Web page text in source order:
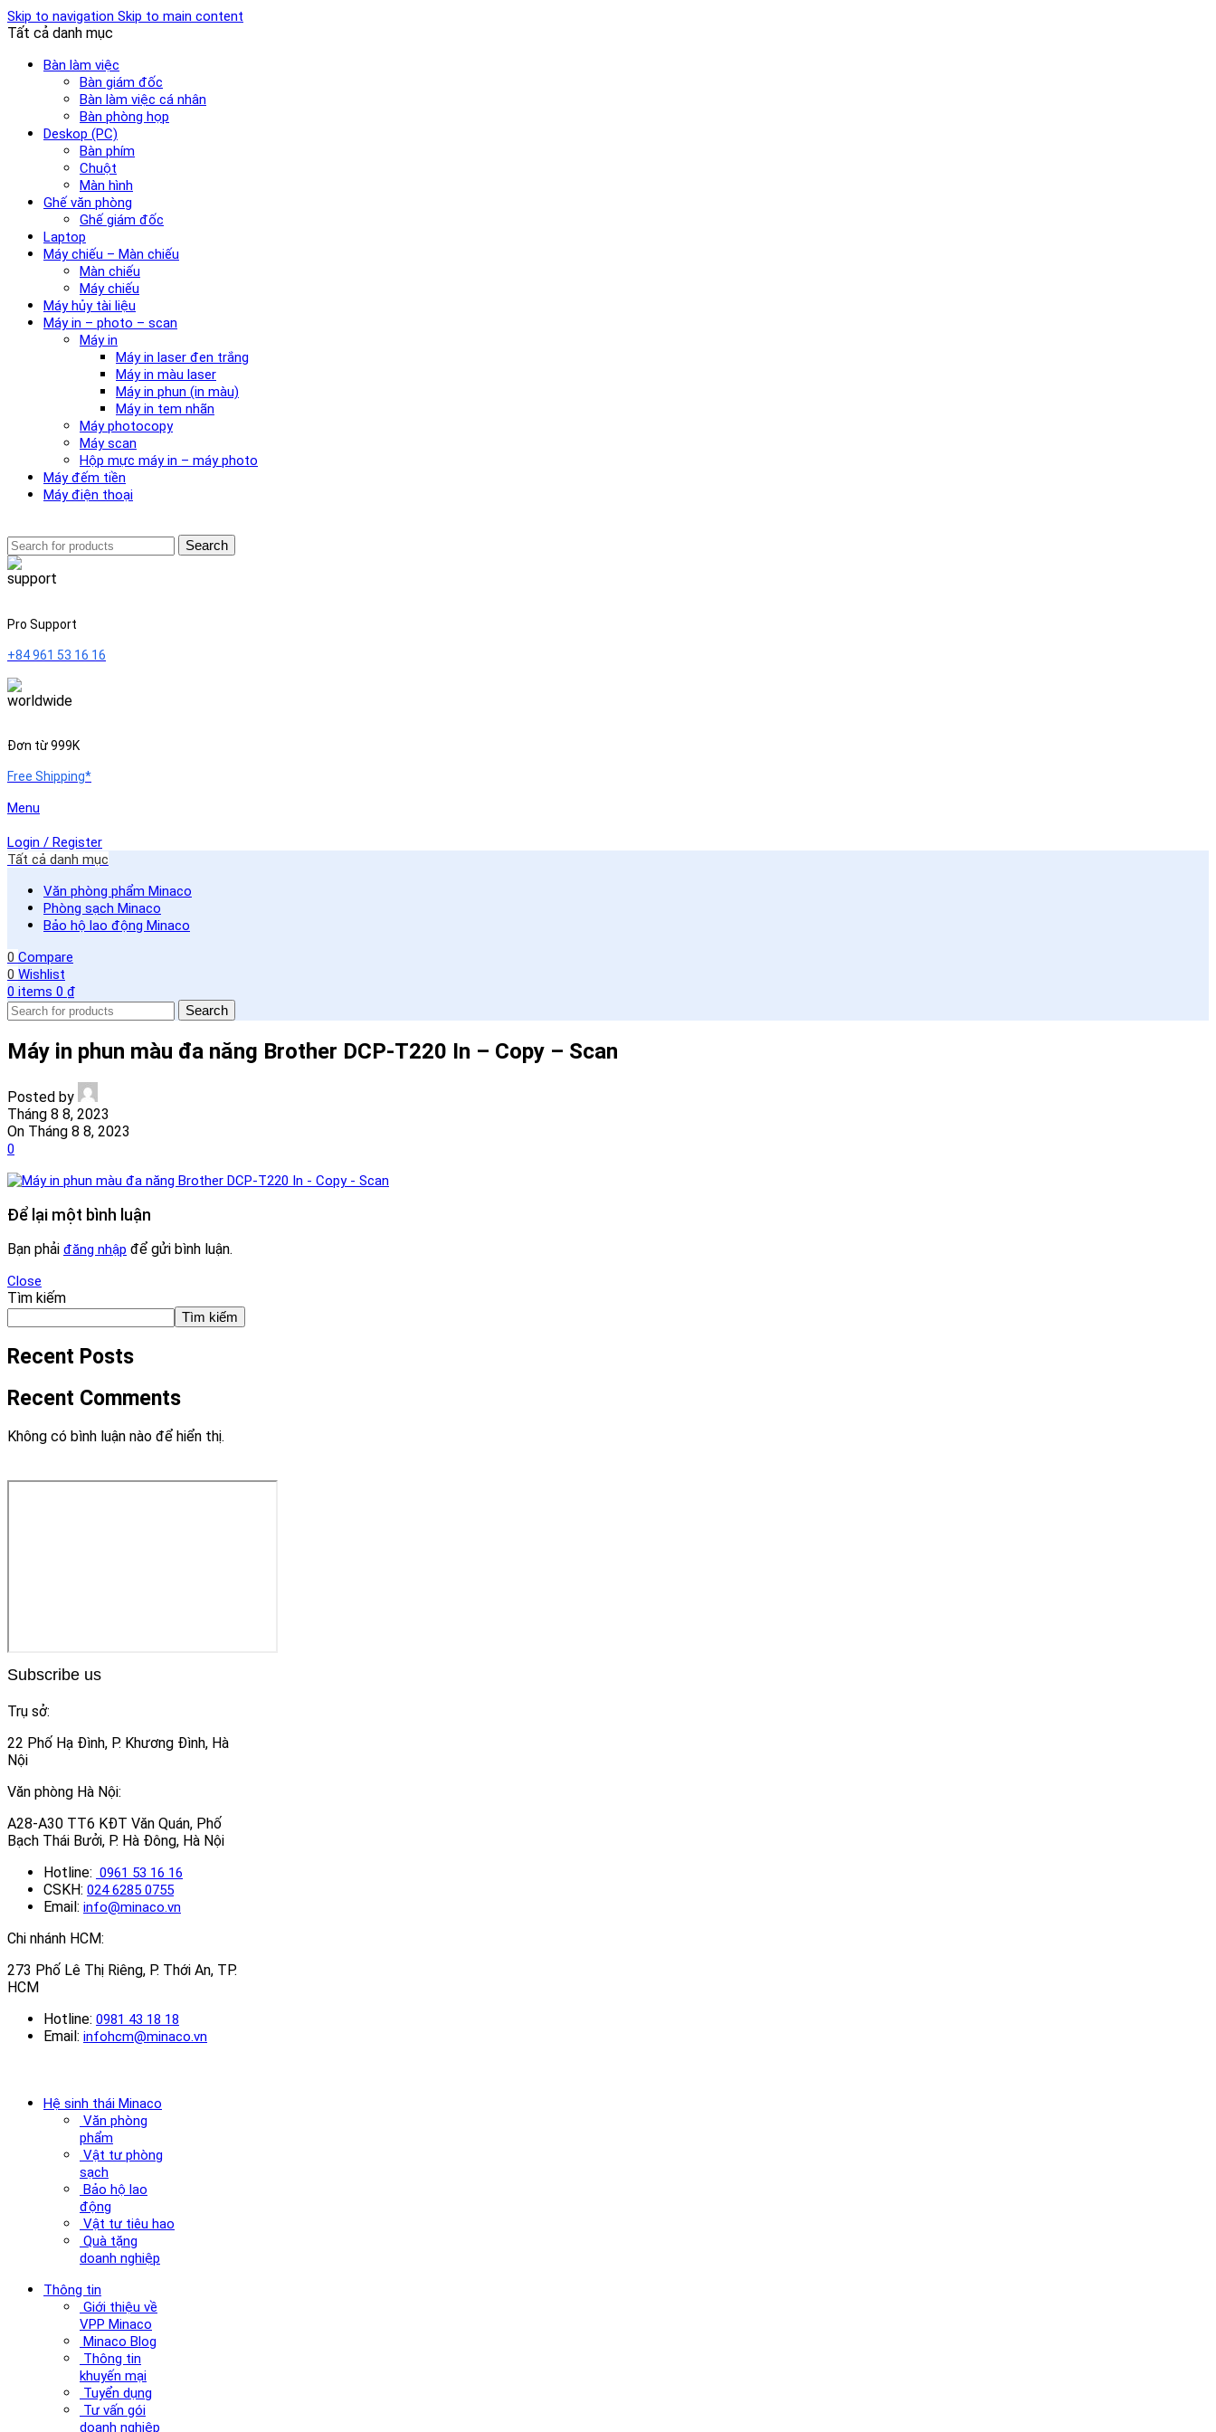
Skip to navigation Skip to main content
Tất cả danh mục
Bàn làm việc
Bàn giám đốc
Bàn làm việc cá nhân
Bàn phòng họp
Deskop (PC)
Bàn phím
Chuột
Màn hình
Ghế văn phòng
Ghế giám đốc
Laptop
Máy chiếu – Màn chiếu
Màn chiếu
Máy chiếu
Máy hủy tài liệu
Máy in – photo – scan
Máy in
Máy in laser đen trắng
Máy in màu laser
Máy in phun (in màu)
Máy in tem nhãn
Máy photocopy
Máy scan
Hộp mực máy in – máy photo
Máy đếm tiền
Máy điện thoại
Search
Pro Support
+84 961 53 16 16
Đơn từ 999K
Free Shipping*
Menu
Login / Register
Tất cả danh mục
Văn phòng phẩm Minaco
Phòng sạch Minaco
Bảo hộ lao động Minaco
0 Compare
0 Wishlist
0 items 0 ₫
Search
Máy in phun màu đa năng Brother DCP-T220 In – Copy – Scan
Posted by
Tháng 8 8, 2023
On Tháng 8 8, 2023
0
Để lại một bình luận
Bạn phải đăng nhập để gửi bình luận.
Close
Tìm kiếm
Tìm kiếm
Recent Posts
Recent Comments
Không có bình luận nào để hiển thị.
Subscribe us
Trụ sở:
22 Phố Hạ Đình, P. Khương Đình, Hà
Nội
Văn phòng Hà Nội:
A28-A30 TT6 KĐT Văn Quán, Phố
Bạch Thái Bưởi, P. Hà Đông, Hà Nội
Hotline: 0961 53 16 16
CSKH: 024 6285 0755
Email: info@minaco.vn
Chi nhánh HCM:
273 Phố Lê Thị Riêng, P. Thới An, TP.
HCM
Hotline: 0981 43 18 18
Email: infohcm@minaco.vn
Hệ sinh thái Minaco
Văn phòng
phẩm
Vật tư phòng
sạch
Bảo hộ lao
động
Vật tư tiêu hao
Quà tặng
doanh nghiệp
Thông tin
Giới thiệu về
VPP Minaco
Minaco Blog
Thông tin
khuyến mại
Tuyển dụng
Tư vấn gói
doanh nghiệp